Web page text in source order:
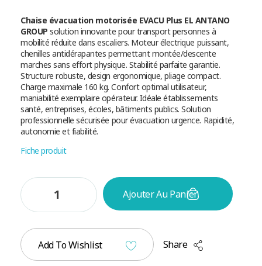
Chaise évacuation motorisée EVACU Plus EL ANTANO
GROUP solution innovante pour transport personnes à
mobilité réduite dans escaliers. Moteur électrique puissant,
chenilles antidérapantes permettant montée/descente
marches sans effort physique. Stabilité parfaite garantie.
Structure robuste, design ergonomique, pliage compact.
Charge maximale 160 kg. Confort optimal utilisateur,
maniabilité exemplaire opérateur. Idéale établissements
santé, entreprises, écoles, bâtiments publics. Solution
professionnelle sécurisée pour évacuation urgence. Rapidité,
autonomie et fiabilité.
Fiche produit
Ajouter Au Panier
Add To Wishlist Share